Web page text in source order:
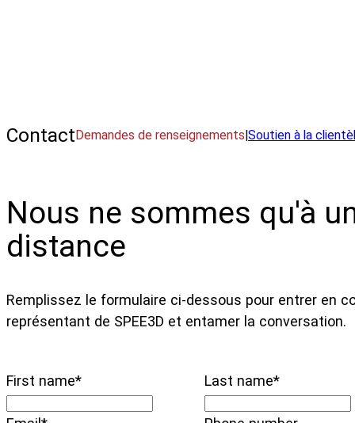
ContactDemandes de renseignements|Soutien à la
Nous ne sommes qu'à
distance
Remplissez le formulaire ci-dessous pour entrer en
représentant de SPEE3D et entamer la conversation.
First name* Last name*